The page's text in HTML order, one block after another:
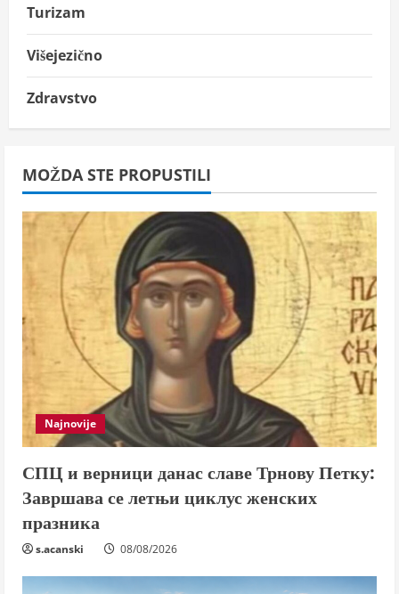
Turizam
Višejezično
Zdravstvo
MOŽDA STE PROPUSTILI
Najnovije
СПЦ и верници данас славе Трнову Петку:
Завршава се летњи циклус женских
празника
s.acanski 08/08/2026